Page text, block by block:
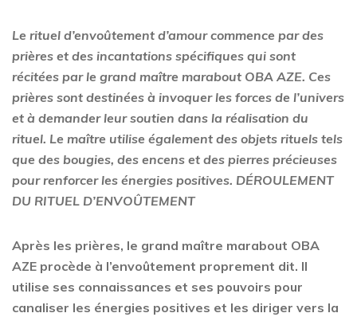
Le rituel d’envoûtement d’amour commence par des
prières et des incantations spécifiques qui sont
récitées par le grand maître marabout OBA AZE. Ces
prières sont destinées à invoquer les forces de l’univers
et à demander leur soutien dans la réalisation du
rituel. Le maître utilise également des objets rituels tels
que des bougies, des encens et des pierres précieuses
pour renforcer les énergies positives. DÉROULEMENT
DU RITUEL D’ENVOÛTEMENT
Après les prières, le grand maître marabout OBA
AZE procède à l’envoûtement proprement dit. Il
utilise ses connaissances et ses pouvoirs pour
canaliser les énergies positives et les diriger vers la